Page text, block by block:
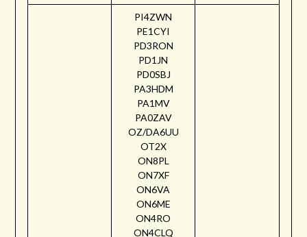
PI4ZWN
PE1CYI
PD3RON
PD1JN
PD0SBJ
PA3HDM
PA1MV
PA0ZAV
OZ/DA6UU
OT2X
ON8PL
ON7XF
ON6VA
ON6ME
ON4RO
ON4CLQ